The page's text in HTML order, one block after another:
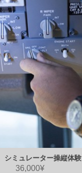
ミュレーター操縦体験
36,000¥